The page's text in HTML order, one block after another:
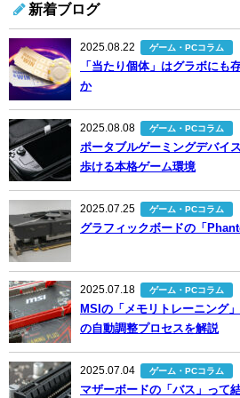
新着ブログ
2025.08.22 ゲーム・PCコラム
「当たり個体」はグラボにも
か
2025.08.08 ゲーム・PCコラム
ポータブルゲーミングデバイ
歩ける本格ゲーム環境
2025.07.25 ゲーム・PCコラム
グラフィックボードの「
2025.07.18 ゲーム・PCコラム
MSIの「メモリトレーニング
の自動調整プロセスを解説
2025.07.04 ゲーム・PCコラム
マザーボードの「バス」って